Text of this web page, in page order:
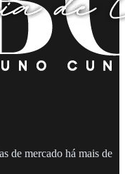
de mercado há mais de